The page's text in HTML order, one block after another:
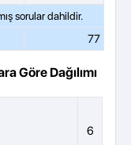
77
Göre Dağılımı
6